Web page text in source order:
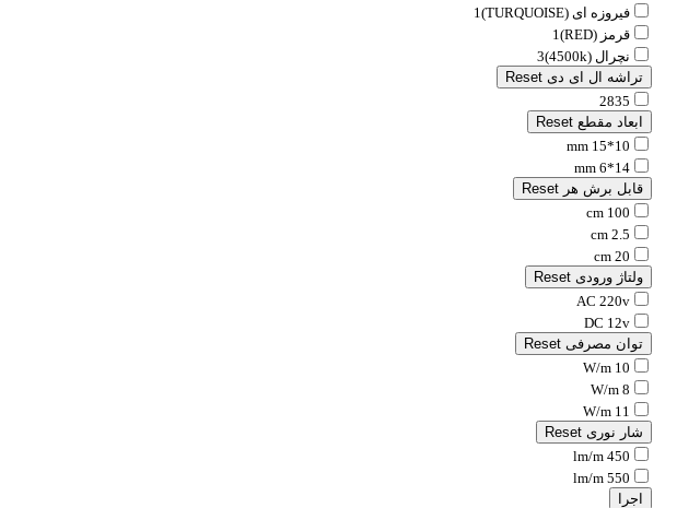
فیروزه ای (TURQUOISE)
1
قرمز (RED)
1
نچرال (4500k)
3
تراشه ال ای دی Reset
2835
ابعاد مقطع Reset
10*15 mm
14*6 mm
قابل برش هر Reset
100 cm
2.5 cm
20 cm
ولتاژ ورودی Reset
AC 220v
DC 12v
توان مصرفی Reset
10 W/m
8 W/m
11 W/m
شار نوری Reset
450 lm/m
550 lm/m
اجرا